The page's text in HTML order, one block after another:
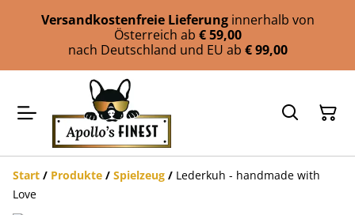
Versandkostenfreie Lieferung innerhalb von
Österreich ab € 59,00
nach Deutschland und EU ab € 99,00
Start / Produkte / Spielzeug / Lederkuh - handmade with
Love